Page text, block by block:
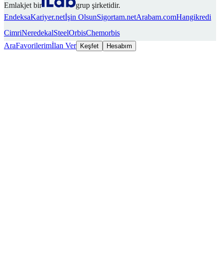
Emlakjet bir
grup şirketidir.
EndeksaKariyer.netİşin OlsunSigortam.netArabam.comHangikredi
CimriNeredekalSteelOrbisChemorbis
AraFavorilerimİlan Ver Keşfet Hesabım